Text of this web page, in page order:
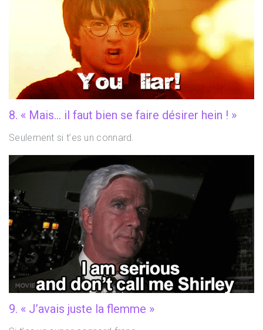
8. « Mais… il faut bien se faire désirer hein ! »
Seulement si t’es un connard.
9. « J’avais juste la flemme »